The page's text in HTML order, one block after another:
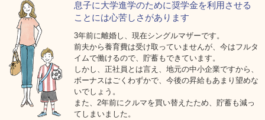
FP技能検定
個人会員の皆様へ
日本FP協会について
パーソナルファイナンス教育について
息子に大学進学のために奨学金を利用させる
ことには心苦しさがあります
3年前に離婚し、現在シングルマザーです。
前夫から養育費は受け取っていませんが、今はフルタ
イムで働けるので、貯蓄もできています。
しかし、正社員とは言え、地元の中小企業ですから、
ボーナスはごくわずかで、今後の昇給もあまり望めな
いでしょう。
また、2年前にクルマを買い替えたため、貯蓄も減っ
てしまいました。